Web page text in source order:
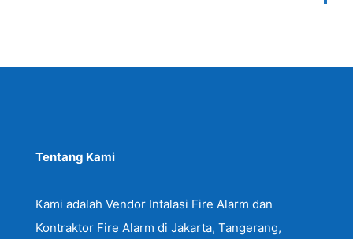
Tentang Kami
Kami adalah Vendor Intalasi Fire Alarm dan
Kontraktor Fire Alarm di Jakarta, Tangerang,